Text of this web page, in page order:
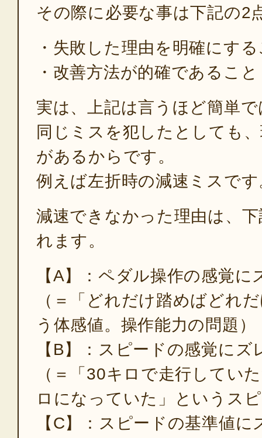
その際に必要な事は下記の2
・失敗した理由を明確にす
・改善方法が的確であること
実は、上記は言うほど簡単
同じミスを犯したとしても
があるからです。
例えば左折時の減速ミスです
減速できなかった理由は、
れます。
【A】：ペダル操作の感覚
（＝「どれだけ踏めばどれ
う体感値。操作能力の問題）
【B】：スピードの感覚にズ
（＝「30キロで走行してい
ロになっていた」というス
【C】：スピードの基準値